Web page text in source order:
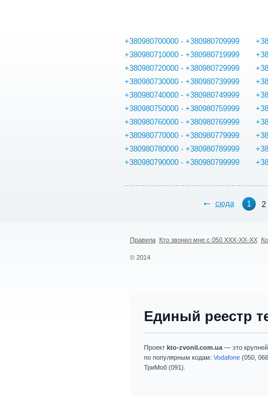
+380980700000 - +380980709999
+380980710000 - +380980719999
+380980720000 - +380980729999
+380980730000 - +380980739999
+380980740000 - +380980749999
+380980750000 - +380980759999
+380980760000 - +380980769999
+380980770000 - +380980779999
+380980780000 - +380980789999
+380980790000 - +380980799999
сюда 1 2
Правила Кто звонил мне с 050 XXX-XX-XX
© 2014
Единый реестр
Проект kto-zvonil.com.ua— это
по популярным кодам: Vodafone(050,
ТриМоб (091).